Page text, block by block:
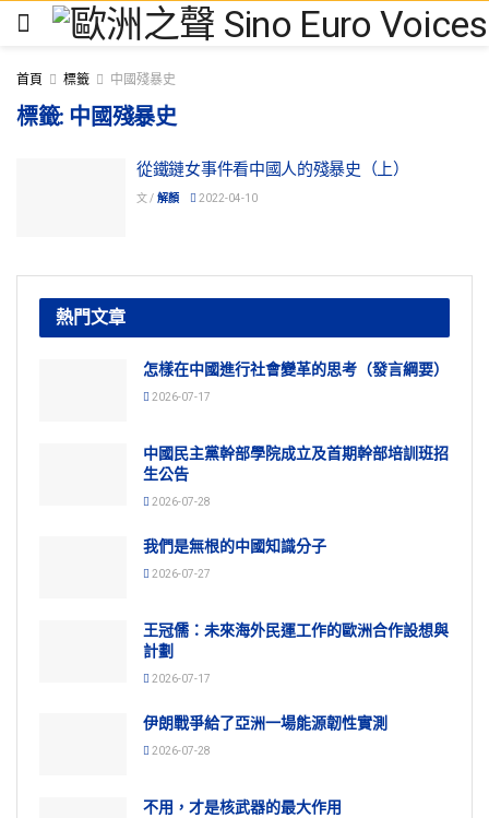
首頁 標籤 中國殘暴史
標籤: 中國殘暴史
從鐵鏈女事件看中國人的殘暴史（上）
文 / 解顏 2022-04-10
熱門文章
怎樣在中國進行社會變革的思考（發言綱要）
2026-07-17
中國民主黨幹部學院成立及首期幹部培訓班招
生公告
2026-07-28
我們是無根的中國知識分子
2026-07-27
王冠儒：未來海外民運工作的歐洲合作設想與
計劃
2026-07-17
伊朗戰爭給了亞洲一場能源韌性實測
2026-07-28
不用，才是核武器的最大作用